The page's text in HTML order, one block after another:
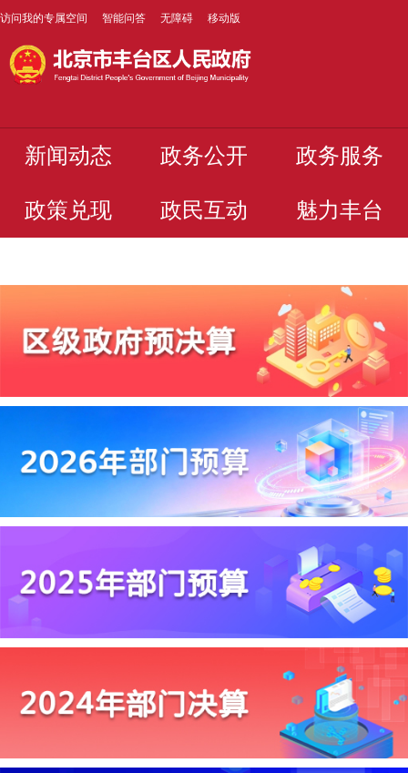
访问我的专属空间 智能问答 无障碍 移动版
新闻动态 政务公开 政务服务
政策兑现 政民互动 魅力丰台